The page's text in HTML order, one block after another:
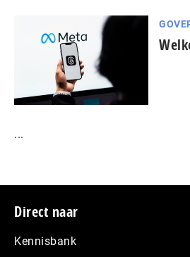
...
Footer
Direct naar
Kennisbank